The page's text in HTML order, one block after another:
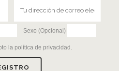
Sexo (Opcional)
la política de privacidad .